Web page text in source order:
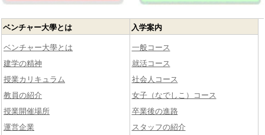
ベンチャー大學とは
ベンチャー大學とは
建学の精神
授業カリキュラム
教員の紹介
授業開催場所
運営企業
入学案内
一般コース
就活コース
社会人コース
女子（なでしこ）コース
卒業後の進路
スタッフの紹介